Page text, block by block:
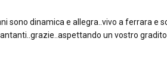
sono dinamica e allegra..vivo a ferrara e
un vostro